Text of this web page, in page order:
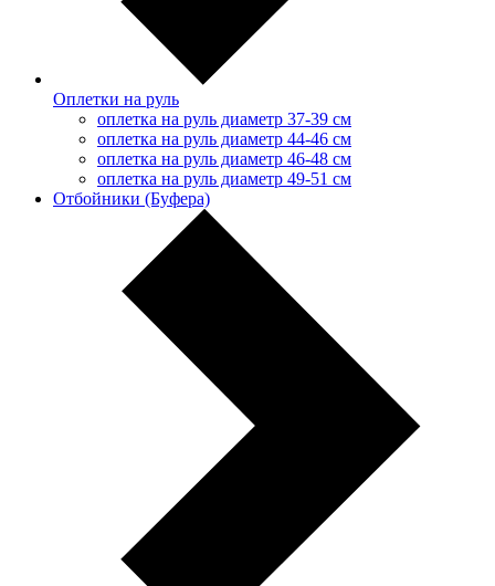
Оплетки на руль
оплетка на руль диаметр 37-39 см
оплетка на руль диаметр 44-46 см
оплетка на руль диаметр 46-48 см
оплетка на руль диаметр 49-51 см
Отбойники (Буфера)